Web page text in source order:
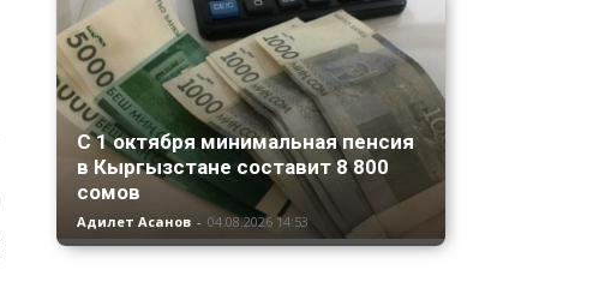
С 1 октября минимальная пенсия
в Кыргызстане составит 8 800
сомов
Адилет Асанов - 04.08.2026 14:53